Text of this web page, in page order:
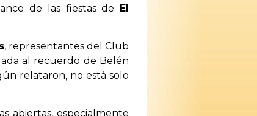
de las fiestas de El
, representantes del Club
al recuerdo de Belén
relataron, no está solo
abiertas, especialmente